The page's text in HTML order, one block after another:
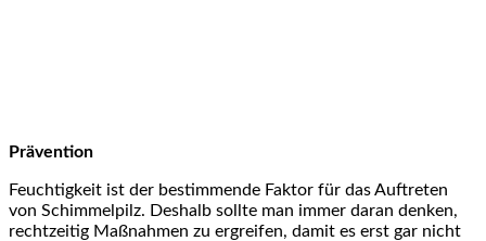
Prävention
Feuchtigkeit ist der bestimmende Faktor für das Auftreten
von Schimmelpilz. Deshalb sollte man immer daran denken,
rechtzeitig Maßnahmen zu ergreifen, damit es erst gar nicht